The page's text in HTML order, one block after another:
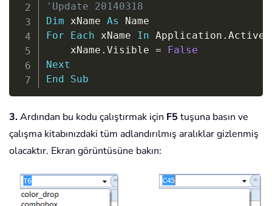
'Update 20140318
Dim xName As
For
Each xName In Application .
    xName
. Visible =
False
Next
End
Sub
3.Ardından bu kodu çalıştırmak için F5 tuşuna basın ve
çalışma kitabınızdaki tüm adlandırılmış aralıklar gizlenmiş
olacaktır. Ekran görüntüsüne bakın: